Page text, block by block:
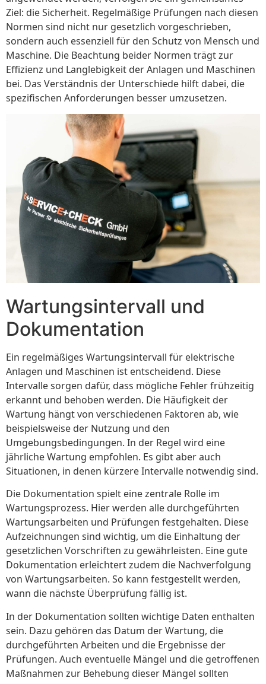
Ziel: die Sicherheit. Regelmäßige Prüfungen nach diesen
Normen sind nicht nur gesetzlich vorgeschrieben,
sondern auch essenziell für den Schutz von Mensch und
Maschine. Die Beachtung beider Normen trägt zur
Effizienz und Langlebigkeit der Anlagen und Maschinen
bei. Das Verständnis der Unterschiede hilft dabei, die
spezifischen Anforderungen besser umzusetzen.
Wartungsintervall und
Dokumentation
Ein regelmäßiges Wartungsintervall für elektrische
Anlagen und Maschinen ist entscheidend. Diese
Intervalle sorgen dafür, dass mögliche Fehler frühzeitig
erkannt und behoben werden. Die Häufigkeit der
Wartung hängt von verschiedenen Faktoren ab, wie
beispielsweise der Nutzung und den
Umgebungsbedingungen. In der Regel wird eine
jährliche Wartung empfohlen. Es gibt aber auch
Situationen, in denen kürzere Intervalle notwendig sind.
Die Dokumentation spielt eine zentrale Rolle im
Wartungsprozess. Hier werden alle durchgeführten
Wartungsarbeiten und Prüfungen festgehalten. Diese
Aufzeichnungen sind wichtig, um die Einhaltung der
gesetzlichen Vorschriften zu gewährleisten. Eine gute
Dokumentation erleichtert zudem die Nachverfolgung
von Wartungsarbeiten. So kann festgestellt werden,
wann die nächste Überprüfung fällig ist.
In der Dokumentation sollten wichtige Daten enthalten
sein. Dazu gehören das Datum der Wartung, die
durchgeführten Arbeiten und die Ergebnisse der
Prüfungen. Auch eventuelle Mängel und die getroffenen
Maßnahmen zur Behebung dieser Mängel sollten